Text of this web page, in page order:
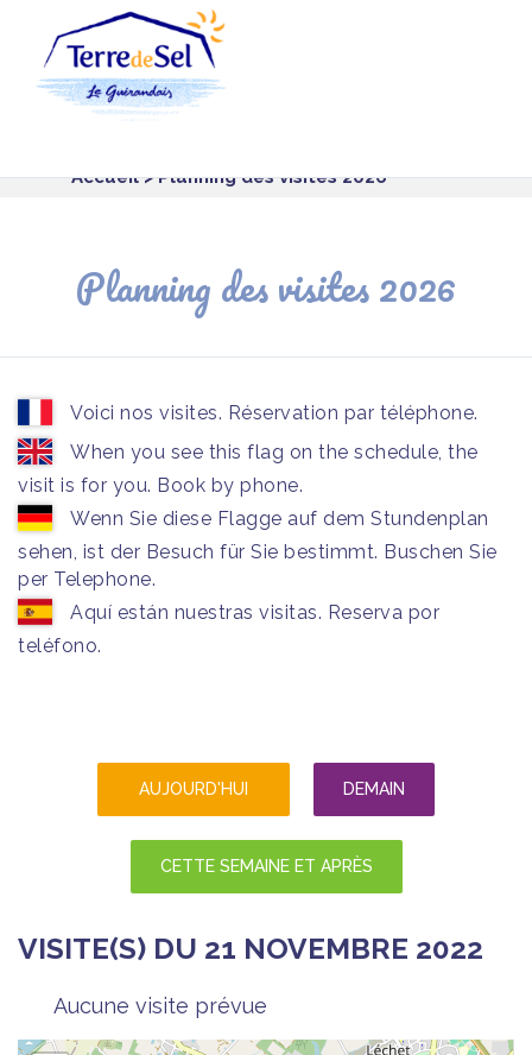
Accueil> Planning des visites 2026
Planning des visites 2026
Voici nos visites. Réservation par téléphone.
When you see this flag on the schedule, the
visit is for you. Book by phone.
Wenn Sie diese Flagge auf dem Stundenplan
sehen, ist der Besuch für Sie bestimmt. Buschen Sie
per Telephone.
Aquí están nuestras visitas. Reserva por
teléfono.
AUJOURD'HUI DEMAIN
CETTE SEMAINE ET APRÈS
VISITE(S) DU 21 NOVEMBRE 2022
Aucune visite prévue
Panneau de gestion des cookies